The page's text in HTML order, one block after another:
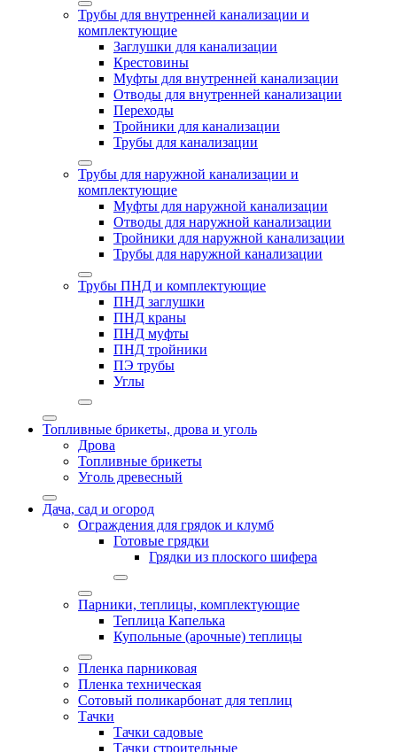
Трубы для внутренней канализации и
комплектующие
Заглушки для канализации
Крестовины
Муфты для внутренней канализации
Отводы для внутренней канализации
Переходы
Тройники для канализации
Трубы для канализации
Трубы для наружной канализации и
комплектующие
Муфты для наружной канализации
Отводы для наружной канализации
Тройники для наружной канализации
Трубы для наружной канализации
Трубы ПНД и комплектующие
ПНД заглушки
ПНД краны
ПНД муфты
ПНД тройники
ПЭ трубы
Углы
Топливные брикеты, дрова и уголь
Дрова
Топливные брикеты
Уголь древесный
Дача, сад и огород
Ограждения для грядок и клумб
Готовые грядки
Грядки из плоского шифера
Парники, теплицы, комплектующие
Теплица Капелька
Купольные (арочные) теплицы
Пленка парниковая
Пленка техническая
Сотовый поликарбонат для теплиц
Тачки
Тачки садовые
Тачки строительные